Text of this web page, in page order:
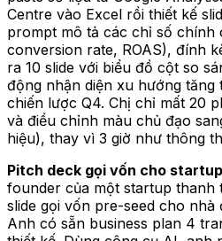
Centre vào Excel rồi thiết kế
prompt mô tả các chỉ số chính
conversion rate, ROAS), đính
ra 10 slide với biểu đồ cột so
động nhận diện xu hướng tăng
chiến lược Q4. Chị chỉ mất 20
và điều chỉnh màu chủ đạo
hiệu), thay vì 3 giờ như thông
Pitch deck gọi vốn cho
founder của một startup thanh
slide gọi vốn pre-seed cho nhà
Anh có sẵn business plan 4